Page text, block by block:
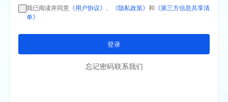
我已阅读并同意 《用户协议》 、 《隐私政策》 和 《第三方信息共享清
单》
登录
忘记密码联系我们